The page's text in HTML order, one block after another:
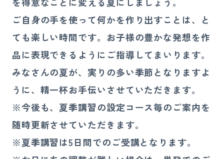
ご自身の手を使って何かを作り出すことは、と
ても楽しい時間です。お子様の豊かな発想を作
品に表現できるようにご指導してまいります。
みなさんの夏が、実りの多い季節となりますよ
うに、精一杯お手伝いさせていただきます。
※今後も、夏季講習の設定コース毎のご案内を
随時更新させていただきます。
※夏季講習は5日間でのご受講となります。